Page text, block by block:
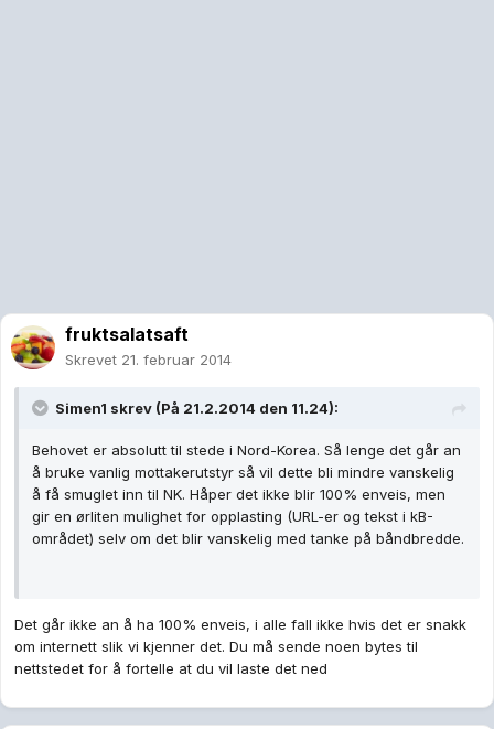
fruktsalatsaft
Skrevet 21. februar 2014
Simen1 skrev (På 21.2.2014 den 11.24):
Behovet er absolutt til stede i Nord-Korea. Så lenge det går an
å bruke vanlig mottakerutstyr så vil dette bli mindre vanskelig
å få smuglet inn til NK. Håper det ikke blir 100% enveis, men
gir en ørliten mulighet for opplasting (URL-er og tekst i kB-
området) selv om det blir vanskelig med tanke på båndbredde.
Det går ikke an å ha 100% enveis, i alle fall ikke hvis det er snakk
om internett slik vi kjenner det. Du må sende noen bytes til
nettstedet for å fortelle at du vil laste det ned